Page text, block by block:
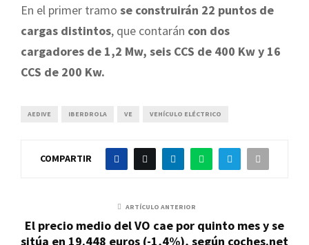
En el primer tramo se construirán 22 puntos de
cargas distintos, que contarán con dos
cargadores de 1,2 Mw, seis CCS de 400 Kw y 16
CCS de 200 Kw.
AEDIVE IBERDROLA VE VEHÍCULO ELÉCTRICO
COMPARTIR
ARTÍCULO ANTERIOR
El precio medio del VO cae por quinto mes y se
sitúa en 19.448 euros (-1,4%), según coches.net